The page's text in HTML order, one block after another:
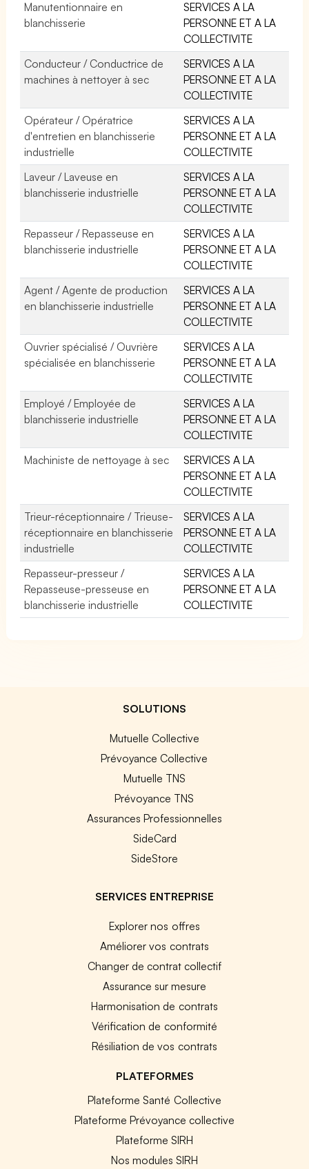
Manutentionnaire en
blanchisserie
SERVICES A LA
PERSONNE ET A LA
COLLECTIVITE
Conducteur / Conductrice de
machines à nettoyer à sec
SERVICES A LA
PERSONNE ET A LA
COLLECTIVITE
Opérateur / Opératrice
d'entretien en blanchisserie
industrielle
SERVICES A LA
PERSONNE ET A LA
COLLECTIVITE
Laveur / Laveuse en
blanchisserie industrielle
SERVICES A LA
PERSONNE ET A LA
COLLECTIVITE
Repasseur / Repasseuse en
blanchisserie industrielle
SERVICES A LA
PERSONNE ET A LA
COLLECTIVITE
Agent / Agente de production
en blanchisserie industrielle
SERVICES A LA
PERSONNE ET A LA
COLLECTIVITE
Ouvrier spécialisé / Ouvrière
spécialisée en blanchisserie
SERVICES A LA
PERSONNE ET A LA
COLLECTIVITE
Employé / Employée de
blanchisserie industrielle
SERVICES A LA
PERSONNE ET A LA
COLLECTIVITE
Machiniste de nettoyage à sec
SERVICES A LA
PERSONNE ET A LA
COLLECTIVITE
Trieur-réceptionnaire / Trieuse-
réceptionnaire en blanchisserie
industrielle
SERVICES A LA
PERSONNE ET A LA
COLLECTIVITE
Repasseur-presseur /
Repasseuse-presseuse en
blanchisserie industrielle
SERVICES A LA
PERSONNE ET A LA
COLLECTIVITE
SOLUTIONS
Mutuelle Collective
Prévoyance Collective
Mutuelle TNS
Prévoyance TNS
Assurances Professionnelles
SideCard
SideStore
SERVICES ENTREPRISE
Explorer nos offres
Améliorer vos contrats
Changer de contrat collectif
Assurance sur mesure
Harmonisation de contrats
Vérification de conformité
Résiliation de vos contrats
PLATEFORMES
Plateforme Santé Collective
Plateforme Prévoyance collective
Plateforme SIRH
Nos modules SIRH